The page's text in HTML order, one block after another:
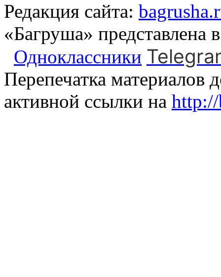
Редакция сайта:
«Багруша» представлена
Одноклассники
Перепечатка материалов
активной ссылки на http://